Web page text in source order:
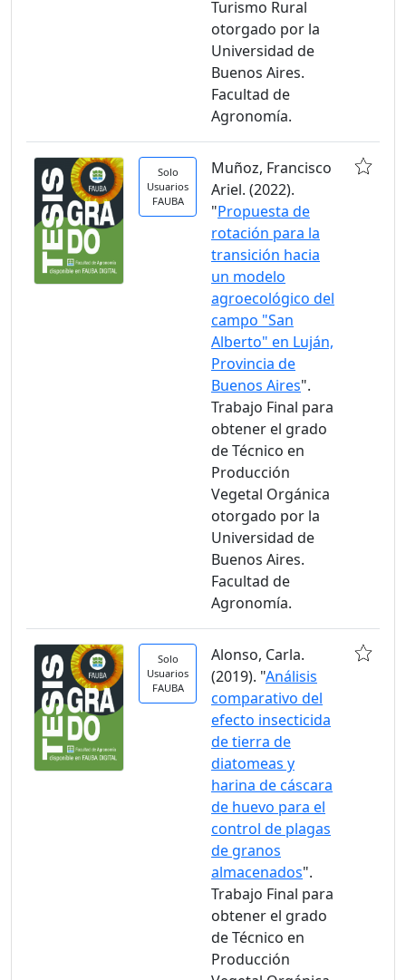
Turismo Rural
otorgado por la
Universidad de
Buenos Aires.
Facultad de
Agronomía.
Solo
Usuarios
FAUBA
Muñoz, Francisco
Ariel. (2022).
"Propuesta de
rotación para la
transición hacia
un modelo
agroecológico del
campo "San
Alberto" en Luján,
Provincia de
Buenos Aires".
Trabajo Final para
obtener el grado
de Técnico en
Producción
Vegetal Orgánica
otorgado por la
Universidad de
Buenos Aires.
Facultad de
Agronomía.
Solo
Usuarios
FAUBA
Alonso, Carla.
(2019). "Análisis
comparativo del
efecto insecticida
de tierra de
diatomeas y
harina de cáscara
de huevo para el
control de plagas
de granos
almacenados".
Trabajo Final para
obtener el grado
de Técnico en
Producción